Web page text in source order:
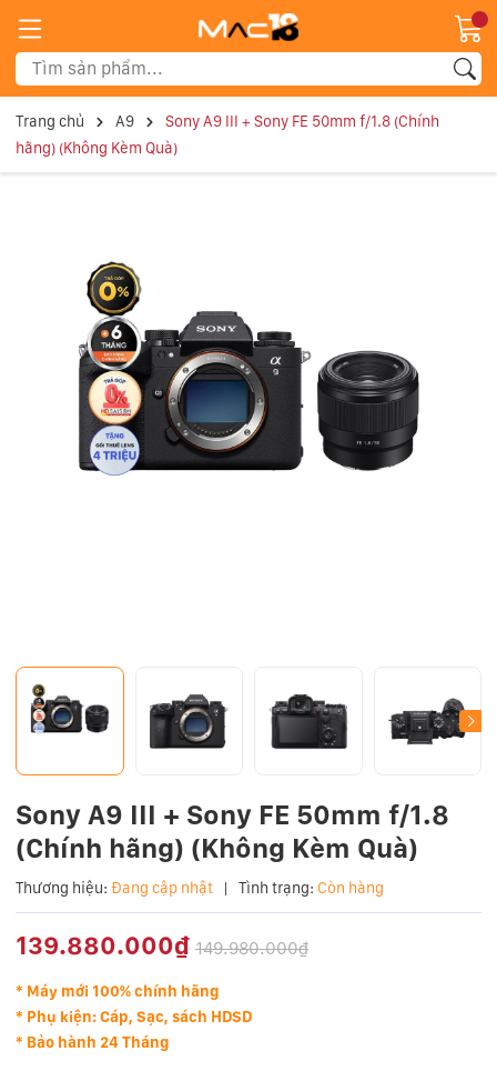
Trang chủ A9
Sony A9 III + Sony FE 50mm f/1.8 (Chính
hãng) (Không Kèm Quà)
Sony A9 III + Sony FE 50mm f/1.8
(Chính hãng) (Không Kèm Quà)
Thương hiệu: Đang cập nhật | Tình trạng: Còn hàng
139.880.000₫ 149.980.000₫
* Máy mới 100% chính hãng
* Phụ kiện: Cáp, Sạc, sách HDSD
* Bảo hành 24 Tháng